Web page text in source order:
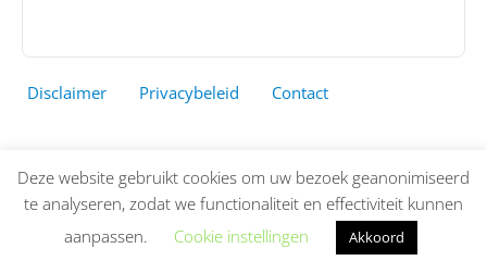
Disclaimer Privacybeleid Contact
Deze website gebruikt cookies om uw bezoek geanonimiseerd
te analyseren, zodat we functionaliteit en effectiviteit kunnen
aanpassen.
Cookie instellingen Akkoord